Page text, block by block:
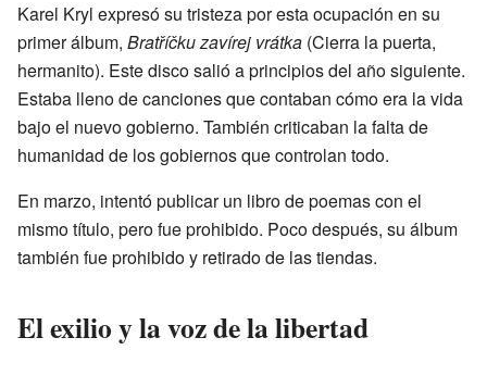
Karel Kryl expresó su tristeza por esta ocupación en su
primer álbum, Bratříčku zavírej vrátka (Cierra la puerta,
hermanito). Este disco salió a principios del año siguiente.
Estaba lleno de canciones que contaban cómo era la vida
bajo el nuevo gobierno. También criticaban la falta de
humanidad de los gobiernos que controlan todo.
En marzo, intentó publicar un libro de poemas con el
mismo título, pero fue prohibido. Poco después, su álbum
también fue prohibido y retirado de las tiendas.
El exilio y la voz de la libertad